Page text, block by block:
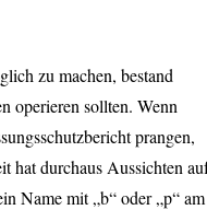
zu machen, bestand
operieren sollten. Wenn
prangen,
hat durchaus Aussichten
Name mit „b“ oder „p“ am